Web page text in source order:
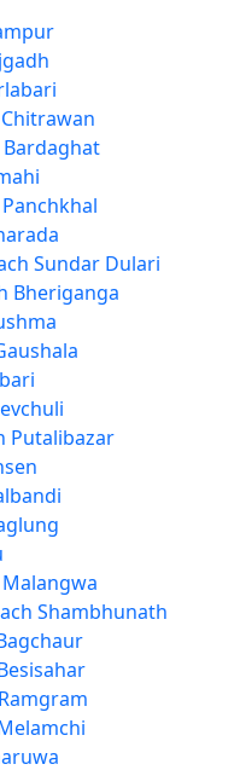
Sundar Dulari
Bheriganga
Putalibazar
Shambhunath